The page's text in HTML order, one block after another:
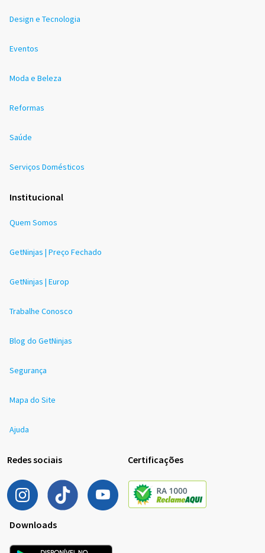
Design e Tecnologia
Eventos
Moda e Beleza
Reformas
Saúde
Serviços Domésticos
Institucional
Quem Somos
GetNinjas | Preço Fechado
GetNinjas | Europ
Trabalhe Conosco
Blog do GetNinjas
Segurança
Mapa do Site
Ajuda
Redes sociais Certificações
Downloads